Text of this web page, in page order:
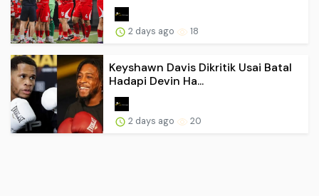
2 days ago 18
Keyshawn Davis Dikritik Usai Batal
Hadapi Devin Ha...
2 days ago 20